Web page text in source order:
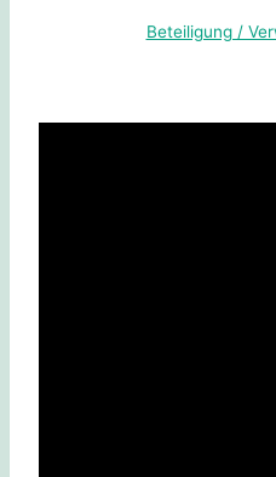
Beteiligung /